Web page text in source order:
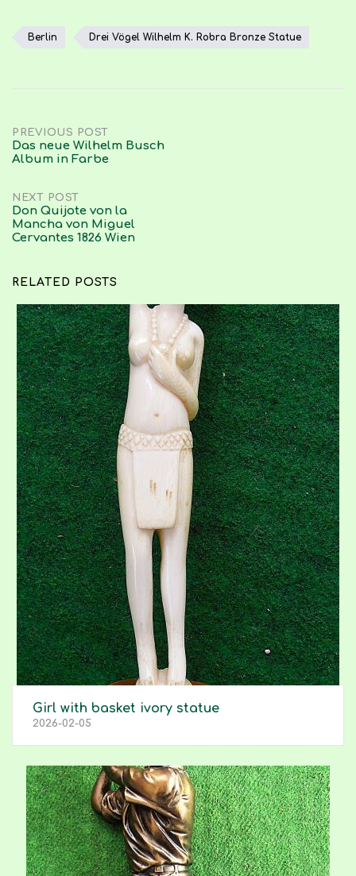
Berlin Drei Vögel Wilhelm K. Robra Bronze Statue
Post
PREVIOUS POST
Das neue Wilhelm Busch
Album in Farbe
NEXT POST
Don Quijote von la
Mancha von Miguel
Cervantes 1826 Wien
RELATED POSTS
Girl with basket ivory statue
2026-02-05